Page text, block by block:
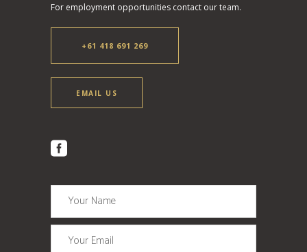
For employment opportunities contact our team.
+61 418 691 269
EMAIL US